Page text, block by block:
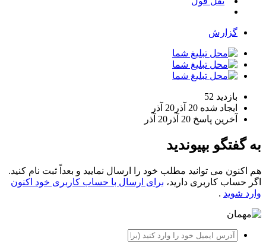
گزارش
بازدید 52
ایجاد شده 20 آذر
20 آذر
آخرین پاسخ 20 آذر 20 آذر
به گفتگو بپیوندید
هم اکنون می توانید مطلب خود را ارسال نمایید و بعداً ثبت نام کنید.
اگر حساب کاربری دارید، برای ارسال با حساب کاربری خود اکنون
وارد شوید .